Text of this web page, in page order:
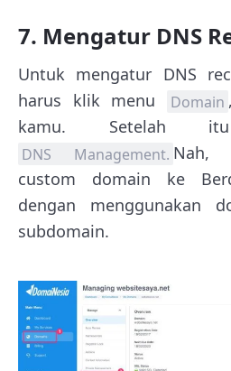
7. Mengatur DNS
Untuk mengatur DNS
harus klik menu
Domain
kamu. Setelah
DNS Management. Nah,
custom domain ke
dengan menggunakan
subdomain.